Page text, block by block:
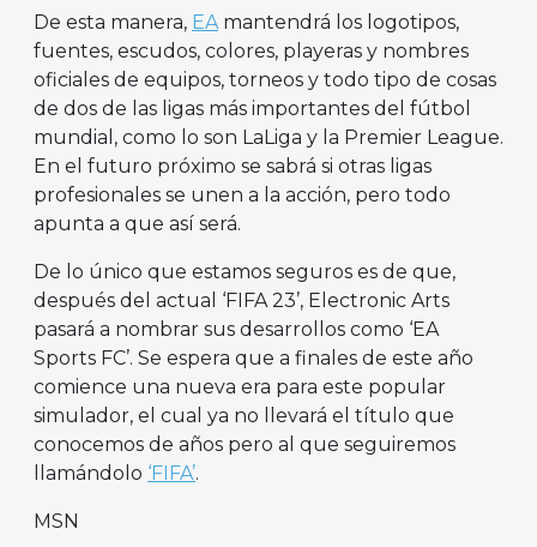
De esta manera, EAmantendrá los logotipos,
fuentes, escudos, colores, playeras y nombres
oficiales de equipos, torneos y todo tipo de cosas
de dos de las ligas más importantes del fútbol
mundial, como lo son LaLiga y la Premier League.
En el futuro próximo se sabrá si otras ligas
profesionales se unen a la acción, pero todo
apunta a que así será.
De lo único que estamos seguros es de que,
después del actual ‘FIFA 23’, Electronic Arts
pasará a nombrar sus desarrollos como ‘EA
Sports FC’. Se espera que a finales de este año
comience una nueva era para este popular
simulador, el cual ya no llevará el título que
conocemos de años pero al que seguiremos
llamándolo ‘FIFA’.
MSN